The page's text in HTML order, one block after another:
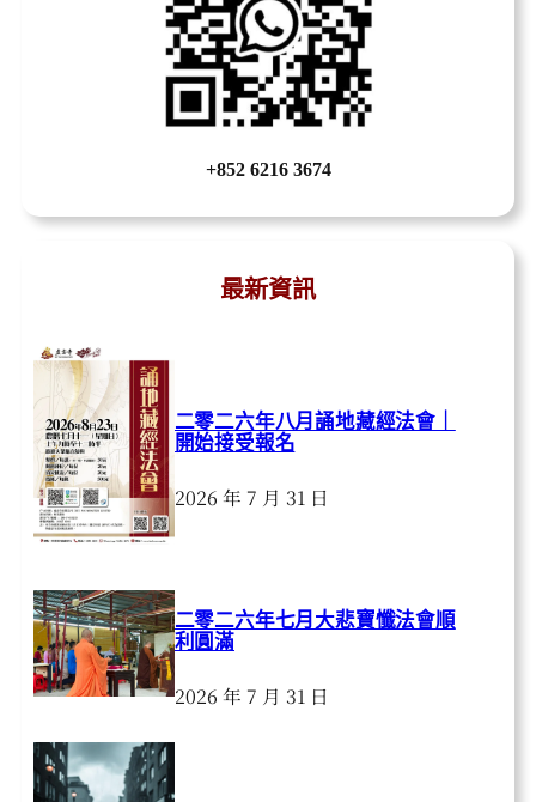
+852 6216 3674
最新資訊
二零二六年八月誦地藏經法會｜
開始接受報名
2026 年 7 月 31 日
二零二六年七月大悲寶懺法會順
利圓滿
2026 年 7 月 31 日